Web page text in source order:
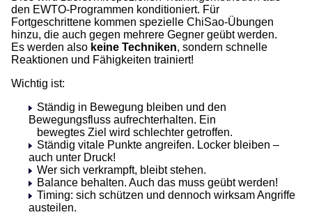
den EWTO-Programmen konditioniert. Für
Fortgeschrittene kommen spezielle ChiSao-Übungen
hinzu, die auch gegen mehrere Gegner geübt werden.
Es werden also keine Techniken, sondern schnelle
Reaktionen und Fähigkeiten trainiert!
Wichtig ist:
Ständig in Bewegung bleiben und den
Bewegungsfluss aufrechterhalten. Ein
bewegtes Ziel wird schlechter getroffen.
Ständig vitale Punkte angreifen. Locker bleiben –
auch unter Druck!
Wer sich verkrampft, bleibt stehen.
Balance behalten. Auch das muss geübt werden!
Timing: sich schützen und dennoch wirksam Angriffe
austeilen.